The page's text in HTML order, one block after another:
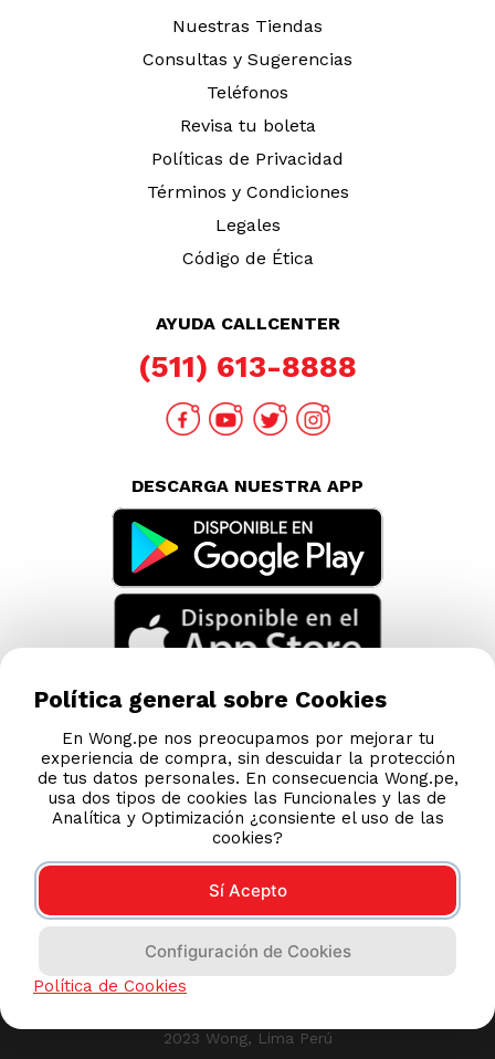
Nuestras Tiendas
Consultas y Sugerencias
Teléfonos
Revisa tu boleta
Políticas de Privacidad
Términos y Condiciones
Legales
Código de Ética
AYUDA CALLCENTER
(511) 613-8888
DESCARGA NUESTRA APP
Esta tienda usa Niubiz para realizar transacciones
2023 Wong, Lima Perú
Política general sobre Cookies
En Wong.pe nos preocupamos por mejorar tu
experiencia de compra, sin descuidar la protección
de tus datos personales. En consecuencia Wong.pe,
usa dos tipos de cookies las Funcionales y las de
Analítica y Optimización ¿consiente el uso de las
cookies?
Sí Acepto
Configuración de Cookies
Política de Cookies